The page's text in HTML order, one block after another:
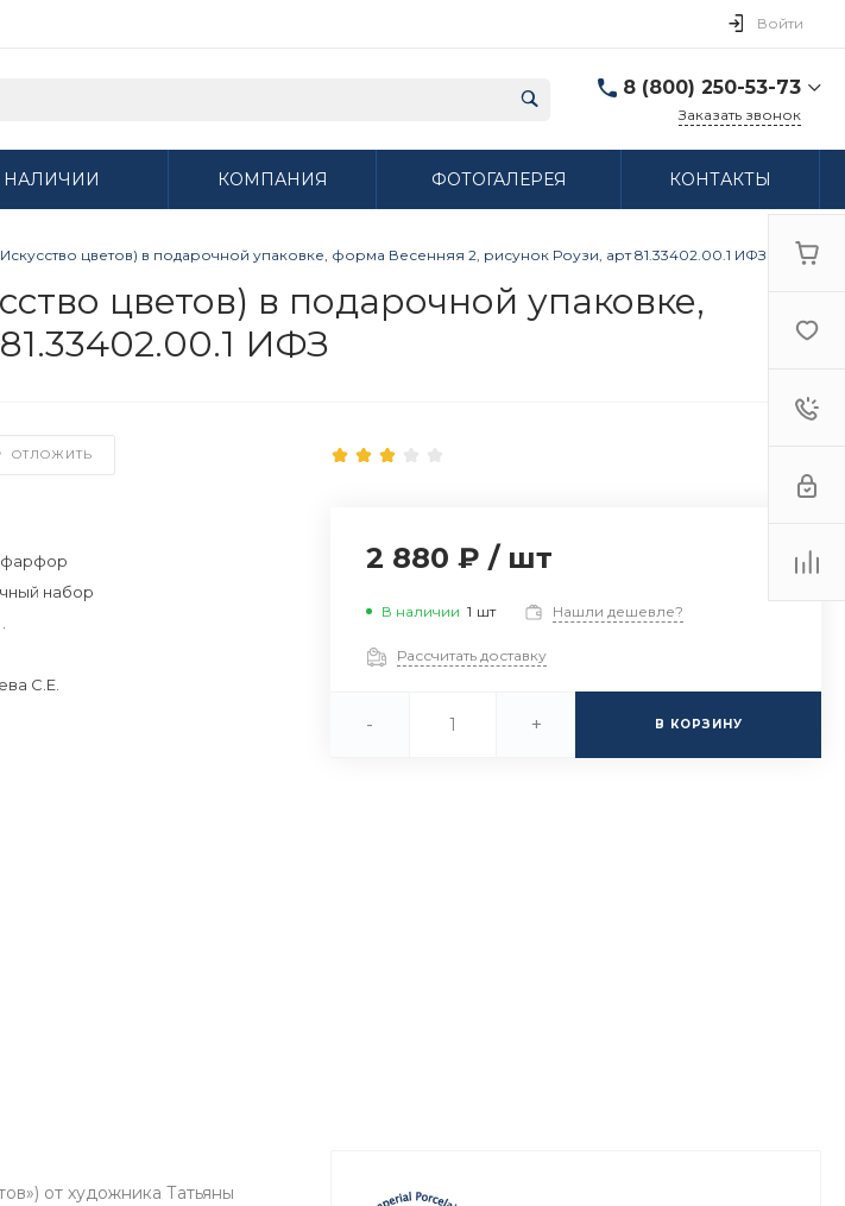
Войти
8 (800) 250-53-73
г. Нижний Новгород,
Выходной
Заказать звонок
НАЛИЧИИ КОМПАНИЯ ФОТОГАЛЕРЕЯ КОНТАКТЫ
цветов) в подарочной упаковке, форма Весенняя 2, рисунок Роузи, арт 81.33402.00.1 ИФЗ
цветов) в подарочной упаковке,
ИФЗ
ОТЛОЖИТЬ
фарфор
набор
С.Е.
2 880 ₽ / шт
В наличии 1 шт Нашли дешевле?
Рассчитать доставку
- + В КОРЗИНУ
от художника Татьяны